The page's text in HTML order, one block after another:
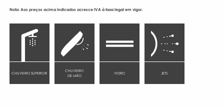
Nota: Aos preços acima indicados acresce IVA à taxa legal em vigor.
CHUVEIRO SUPERIOR
CHUVEIRO
DE MÃO
VIDRO JETS